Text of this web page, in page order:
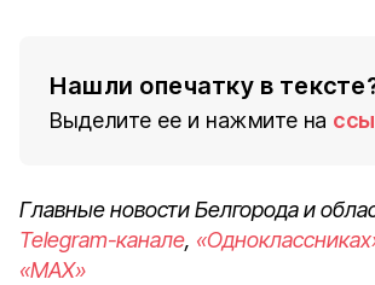
Нашли опечатку в
Выделите ее и нажмите на
Главные новости Белгорода и
Telegram-канале,
«MAX»